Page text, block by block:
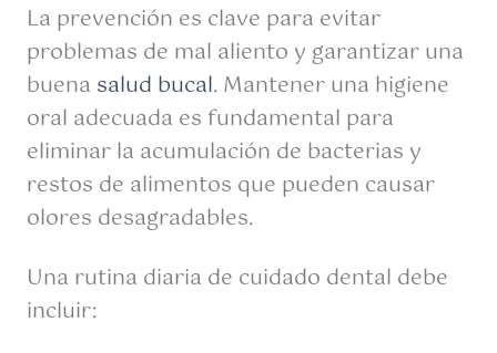
La prevención es clave para evitar
problemas de mal aliento y garantizar una
buena salud bucal. Mantener una higiene
oral adecuada es fundamental para
eliminar la acumulación de bacterias y
restos de alimentos que pueden causar
olores desagradables.
Una rutina diaria de cuidado dental debe
incluir: